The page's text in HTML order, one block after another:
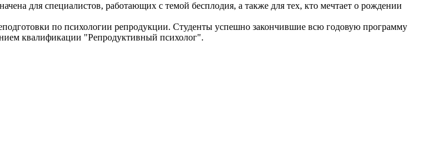
для специалистов, работающих с темой бесплодия, а также для тех, кто мечтает о рождении
по психологии репродукции. Студенты успешно закончившие всю годовую программу
квалификации "Репродуктивный психолог".